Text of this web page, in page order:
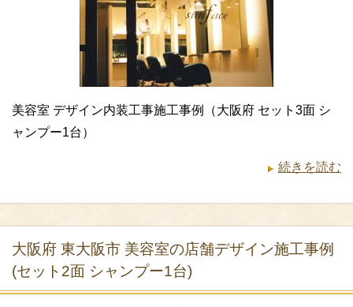
美容室 デザイン内装工事施工事例（大阪府 セット3面 シ
ャンプー1台）
続きを読む
大阪府 東大阪市 美容室の店舗デザイン施工事例
(セット2面 シャンプー1台)